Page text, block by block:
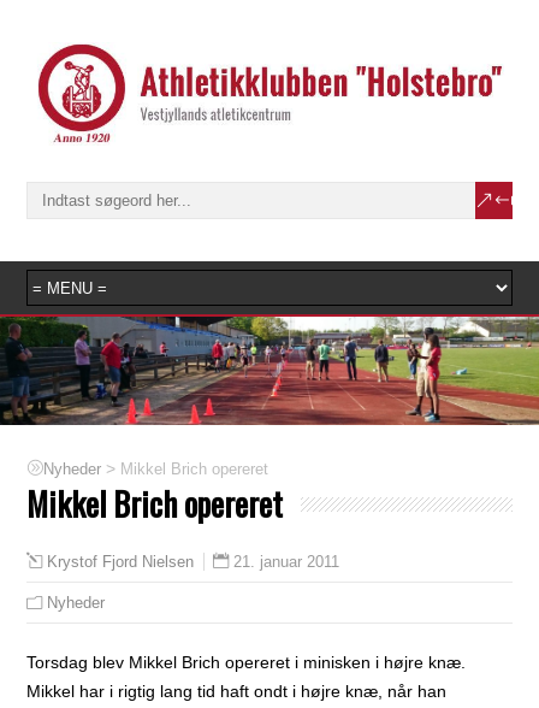
Nyheder > Mikkel Brich opereret
Mikkel Brich opereret
Krystof Fjord Nielsen 21. januar 2011
Nyheder
Torsdag blev Mikkel Brich opereret i minisken i højre knæ.
Mikkel har i rigtig lang tid haft ondt i højre knæ, når han